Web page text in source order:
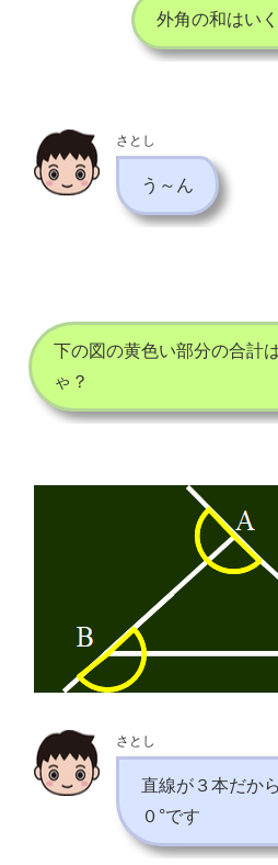
外角の和はい
さとし
う～ん
下の図の黄色い部分の合計
ゃ？
さとし
直線が３本だか
０°です